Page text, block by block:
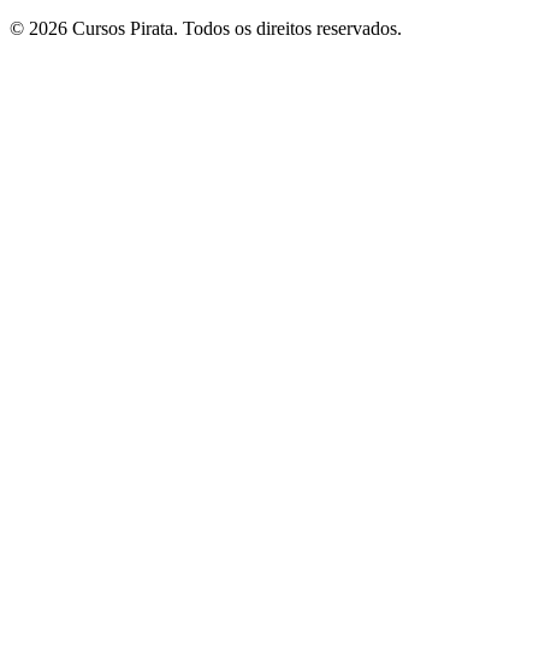
© 2026 Cursos Pirata. Todos os direitos reservados.